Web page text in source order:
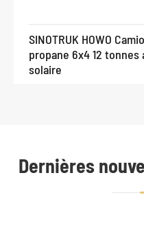
SINOTRUK HOWO
propane 6x4 12
solaire
Dernières